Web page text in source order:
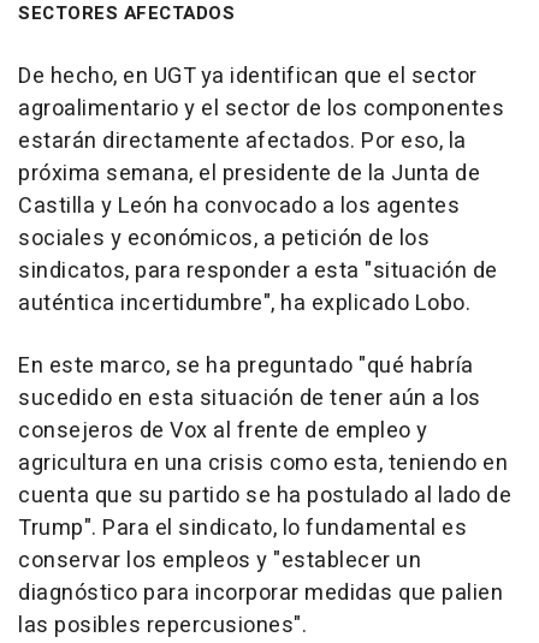
SECTORES AFECTADOS
De hecho, en UGT ya identifican que el sector
agroalimentario y el sector de los componentes
estarán directamente afectados. Por eso, la
próxima semana, el presidente de la Junta de
Castilla y León ha convocado a los agentes
sociales y económicos, a petición de los
sindicatos, para responder a esta "situación de
auténtica incertidumbre", ha explicado Lobo.
En este marco, se ha preguntado "qué habría
sucedido en esta situación de tener aún a los
consejeros de Vox al frente de empleo y
agricultura en una crisis como esta, teniendo en
cuenta que su partido se ha postulado al lado de
Trump". Para el sindicato, lo fundamental es
conservar los empleos y "establecer un
diagnóstico para incorporar medidas que palien
las posibles repercusiones".